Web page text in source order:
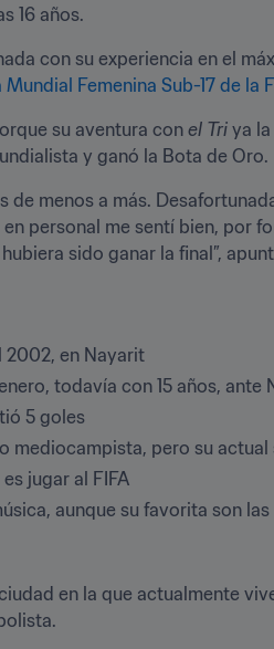
16 años.
con su experiencia en el
Femenina Sub-17 de la
su aventura con el Tri ya
y ganó la Bota de Oro.
de menos a más.
personal me sentí bien, por
sido ganar la final”,
2002, en Nayarit
todavía con 15 años, ante
5 goles
mediocampista, pero su
jugar al FIFA
aunque su favorita son
en la que actualmente